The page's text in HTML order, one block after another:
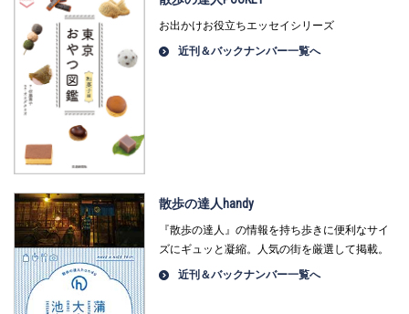
お出かけお役立ちエッセイシリーズ
近刊＆バックナンバー一覧へ
散歩の達人handy
『散歩の達人』の情報を持ち歩きに便利なサイ
ズにギュッと凝縮。人気の街を厳選して掲載。
近刊＆バックナンバー一覧へ